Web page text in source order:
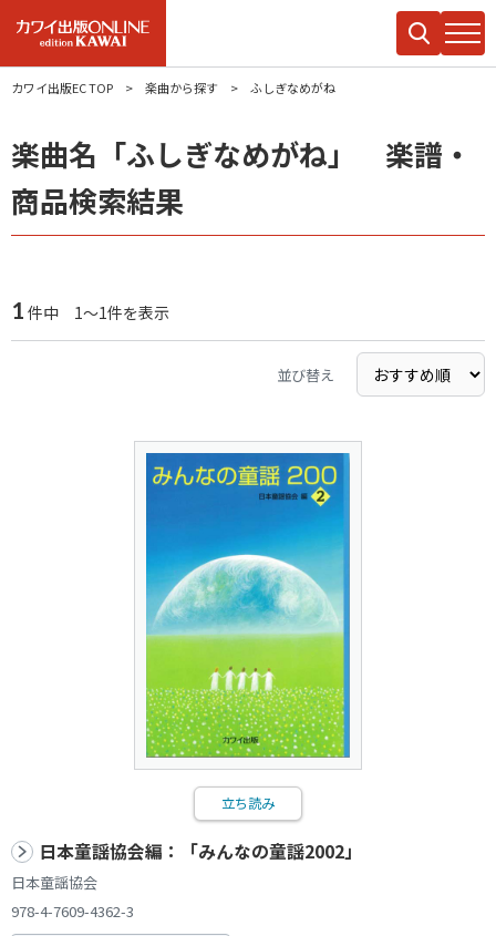
カワイ出版EC TOP 楽曲から探す ふしぎなめがね
楽曲名「ふしぎなめがね」 楽譜・
商品検索結果
1 件中 1～1件を表示
並び替え
立ち読み
日本童謡協会編：「みんなの童謡2002」
日本童謡協会
978-4-7609-4362-3